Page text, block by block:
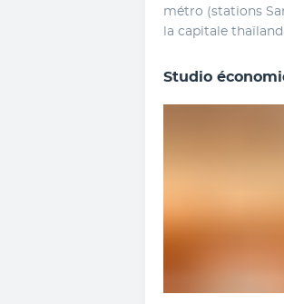
métro (stations
la capitale
Studio